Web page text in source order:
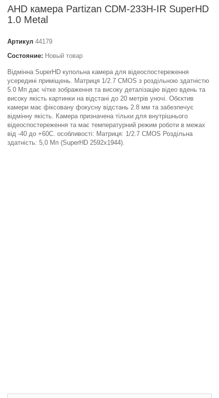
AHD камера Partizan CDM-233H-IR SuperHD
1.0 Metal
Артикул 44179
Состояние: Новый товар
Відмінна SuperHD купольна камера для відеоспостереження
усередині приміщень. Матриця 1/2.7 CMOS з роздільною здатністю
5.0 Мп дає чітке зображення та високу деталізацію відео вдень та
високу якість картинки на відстані до 20 метрів уночі. Обєктив
камери має фіксовану фокусну відстань 2.8 мм та забезпечує
відмінну якість. Камера призначена тільки для внутрішнього
відеоспостереження та має температурний режим роботи в межах
від -40 до +60С. особливості: Матриця: 1/2.7 CMOS Роздільна
здатність: 5,0 Мп (SuperHD 2592x1944).